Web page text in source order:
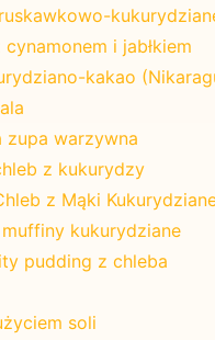
i jabłkiem
kakao
zupa warzywna
z kukurydzy
z Mąki
kukurydziane
pudding z chleba
soli